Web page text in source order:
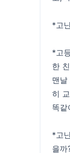
*고
*고
한
맨날
히
똑같
*고
을까